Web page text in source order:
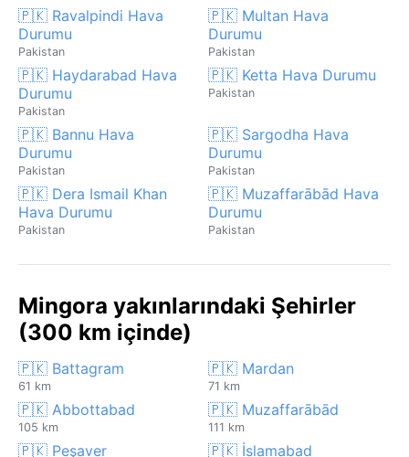
🇵🇰 Ravalpindi Hava
Durumu
Pakistan
🇵🇰 Multan Hava
Durumu
Pakistan
🇵🇰 Haydarabad Hava
Durumu
Pakistan
🇵🇰 Ketta Hava Durumu
Pakistan
🇵🇰 Bannu Hava
Durumu
Pakistan
🇵🇰 Sargodha Hava
Durumu
Pakistan
🇵🇰 Dera Ismail Khan
Hava Durumu
Pakistan
🇵🇰 Muzaffarābād Hava
Durumu
Pakistan
Mingora yakınlarındaki Şehirler
(300 km içinde)
🇵🇰 Battagram
61 km
🇵🇰 Mardan
71 km
🇵🇰 Abbottabad
105 km
🇵🇰 Muzaffarābād
111 km
🇵🇰 Peşaver 🇵🇰 İslamabad